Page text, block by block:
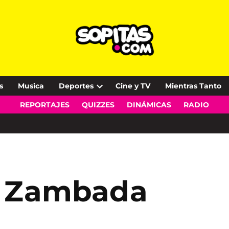
Musica Deportes
Open
dropdown
Cine y TV Mientras Tanto
REPORTAJES QUIZZES DINÁMICAS RADIO